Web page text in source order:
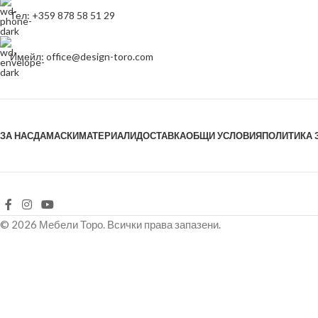
Тел: +359 878 58 51 29
Имейл: office@design-toro.com
ЗА НАСДАМАСКИМАТЕРИАЛИДОСТАВКАОБЩИ УСЛОВИЯПОЛИТИКА
© 2026 Мебели Торо. Всички права запазени.